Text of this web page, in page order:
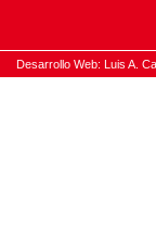
Desarrollo Web: Luis